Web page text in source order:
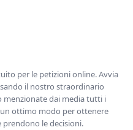
per le petizioni online. Avvia
il nostro straordinario
menzionate dai media tutti i
ottimo modo per ottenere
prendono le decisioni.